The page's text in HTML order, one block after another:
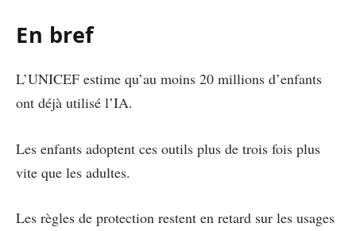
En bref
L’UNICEF estime qu’au moins 20 millions d’enfants
ont déjà utilisé l’IA.
Les enfants adoptent ces outils plus de trois fois plus
vite que les adultes.
Les règles de protection restent en retard sur les usages